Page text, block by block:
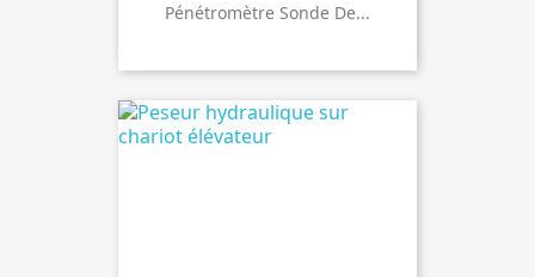
Pénétromètre Sonde De...